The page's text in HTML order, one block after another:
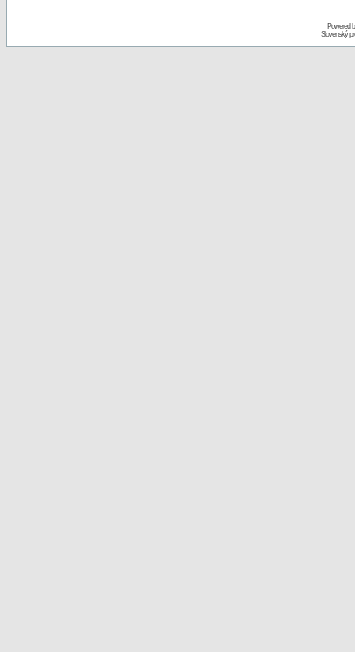
Powered
Slovenský